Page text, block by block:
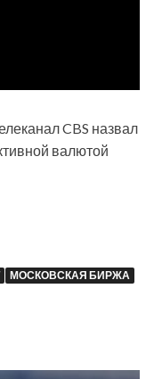
CBS назвал
валютой
МОСКОВСКАЯ БИРЖА